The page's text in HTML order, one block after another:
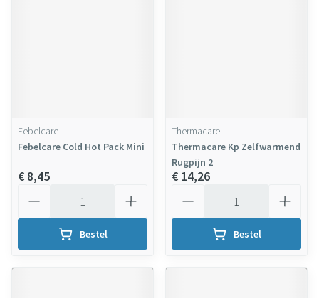
Febelcare
Febelcare Cold Hot Pack Mini
€ 8,45
Bestel
Thermacare
Thermacare Kp Zelfwarmend
Rugpijn 2
€ 14,26
Bestel